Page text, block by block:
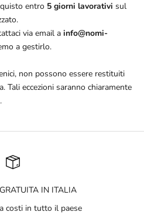
entro 5 giorni lavorativi sul
via email a info@nomi-
a gestirlo.
non possono essere restituiti
Tali eccezioni saranno chiaramente
IN ITALIA
costi in tutto il paese